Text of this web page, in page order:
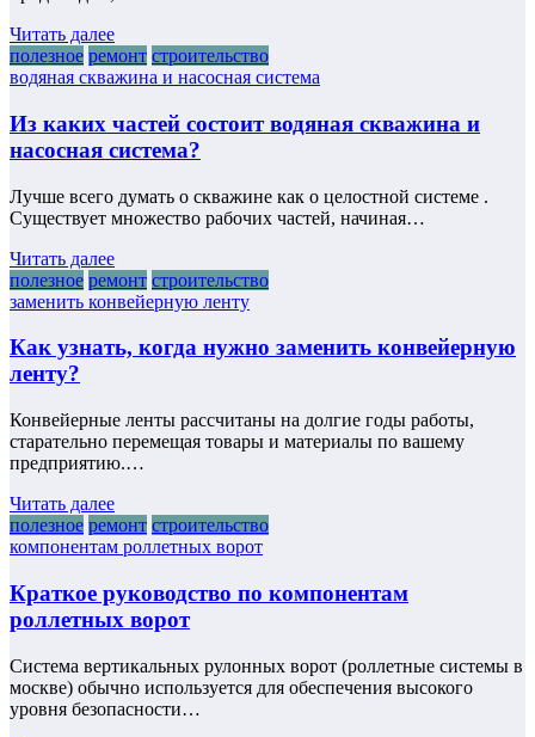
Читать далее
полезное ремонт строительство
водяная скважина и насосная система
Из каких частей состоит водяная скважина и
насосная система?
Лучше всего думать о скважине как о целостной системе .
Существует множество рабочих частей, начиная…
Читать далее
полезное ремонт строительство
заменить конвейерную ленту
Как узнать, когда нужно заменить конвейерную
ленту?
Конвейерные ленты рассчитаны на долгие годы работы,
старательно перемещая товары и материалы по вашему
предприятию.…
Читать далее
полезное ремонт строительство
компонентам роллетных ворот
Краткое руководство по компонентам
роллетных ворот
Система вертикальных рулонных ворот (роллетные системы в
москве) обычно используется для обеспечения высокого
уровня безопасности…